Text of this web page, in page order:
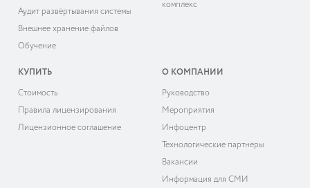
Аудит развёртывания системы
Внешнее хранение файлов
Обучение
комплекс
КУПИТЬ
Cтоимость
Правила лицензирования
Лицензионное соглашение
О КОМПАНИИ
Руководство
Мероприятия
Инфоцентр
Технологические партнёры
Вакансии
Информация для СМИ